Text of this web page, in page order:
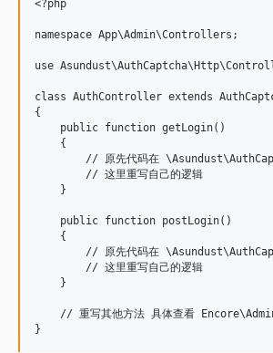
<?php
namespace App\Admin\Controllers;
use
class AuthController extends
{
    public function getLogin()
    {
// 原先代码在
        // 这里重写自己的逻辑
    }
    public function postLogin()
    {
// 原先代码在
        // 这里重写自己的逻辑
    }
// 重写其他方法 具体查看